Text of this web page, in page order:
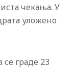
чекања. У
уложено
граде 23